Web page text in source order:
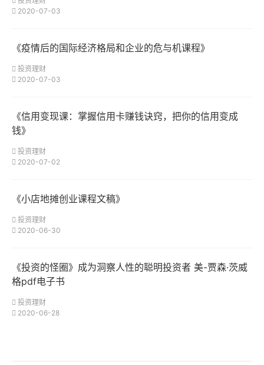
2020-07-03
《疫情后的国际经济格局和企业的危与机课程》
投资理财
2020-07-03
《信用变现课：掌握信用卡赚钱诀窍，把你的信用变成
钱》
投资理财
2020-07-02
《小店地摊创业课程文稿》
投资理财
2020-06-30
《投资的怪圈》成为洞察人性的聪明投资者 美-贾森·茨威
格pdf电子书
投资理财
2020-06-28